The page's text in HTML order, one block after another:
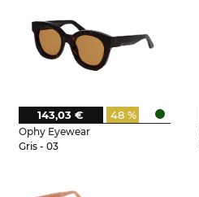
Ophy Eyewear
Gris - 03
48 %
143,03 €